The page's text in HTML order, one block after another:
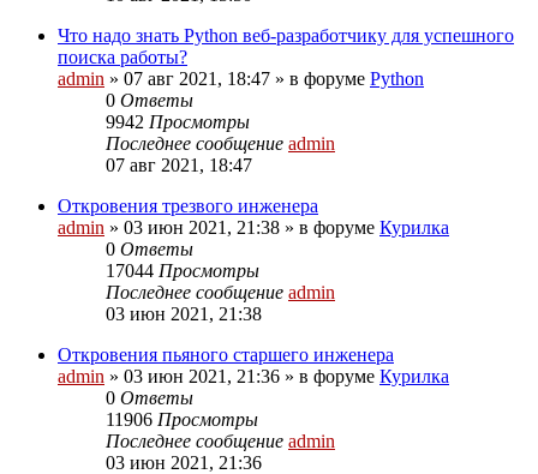
Что надо знать Python веб-разработчику для успешного
поиска работы?
admin » 07 авг 2021, 18:47 » в форуме Python
0 Ответы
9942 Просмотры
Последнее сообщение admin
07 авг 2021, 18:47
Откровения трезвого инженера
admin » 03 июн 2021, 21:38 » в форуме Курилка
0 Ответы
17044 Просмотры
Последнее сообщение admin
03 июн 2021, 21:38
Откровения пьяного старшего инженера
admin » 03 июн 2021, 21:36 » в форуме Курилка
0 Ответы
11906 Просмотры
Последнее сообщение admin
03 июн 2021, 21:36